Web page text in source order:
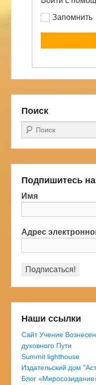
Запомнить
Поиск
Поиск
Подпишитесь
Имя
Адрес
Наши ссылки
Сайт Учение
духовного Пути
Summit lighthouse
Издательский дом
Блог